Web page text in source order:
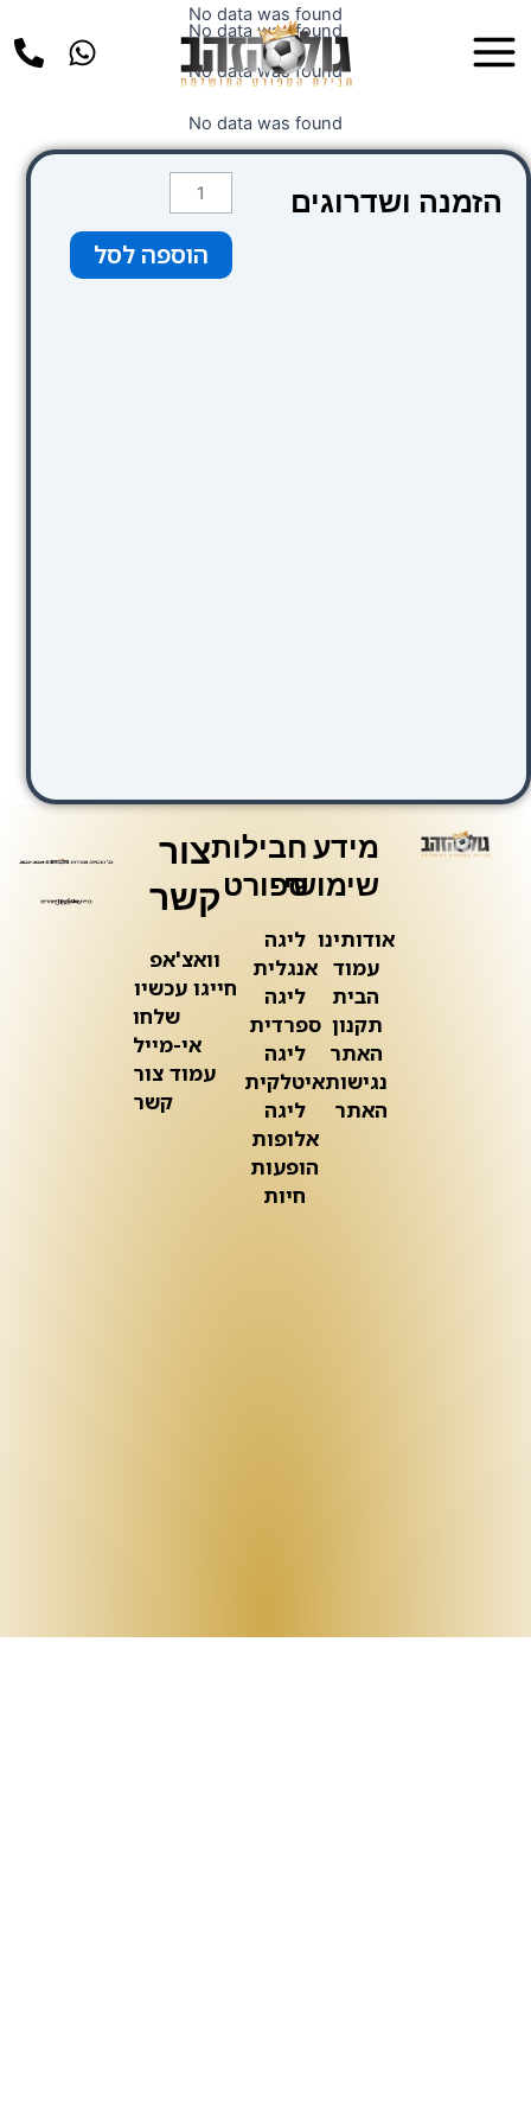
לתוכן
Menu
No data was found
No data was found
No data was found
No data was found
הזמנה ושדרוגים
כמות
של
קטגוריה
2
הוספה לסל
מידע
שימושי
אודותינו
עמוד
הבית
תקנון
האתר
נגישות
האתר
חבילות
ספורט
ליגה
אנגלית
ליגה
ספרדית
ליגה
איטלקית
ליגה
אלופות
הופעות
חיות
צור
קשר
וואצ'אפ
חייגו עכשיו
שלחו
אי-מייל
עמוד צור
קשר